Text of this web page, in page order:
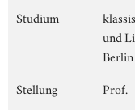
Studium
und
Stellung
Prof.